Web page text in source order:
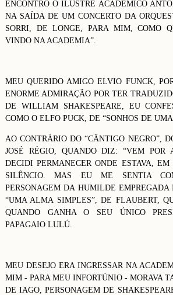
ENCONTRO O ILUSTRE ACADÊMICO
NA SAÍDA DE UM CONCERTO DA
SORRI, DE LONGE, PARA MIM, COMO
VINDO NA ACADEMIA”.
MEU QUERIDO AMIGO ELVIO FUNCK,
ENORME ADMIRAÇÃO POR TER
DE WILLIAM SHAKESPEARE, EU
COMO O ELFO PUCK, DE “SONHOS DE
AO CONTRÁRIO DO “CÂNTIGO NEGRO”,
JOSÉ RÉGIO, QUANDO DIZ: “VEM POR
DECIDI PERMANECER ONDE ESTAVA,
SILÊNCIO. MAS EU ME SENTIA
PERSONAGEM DA HUMILDE EMPREGADA
“UMA ALMA SIMPLES”, DE FLAUBERT,
QUANDO GANHA O SEU ÚNICO
PAPAGAIO LULÚ.
MEU DESEJO ERA INGRESSAR NA
MIM - PARA MEU INFORTÚNIO - MORAVA
DE IAGO, PERSONAGEM DE